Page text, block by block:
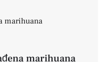
marihuana